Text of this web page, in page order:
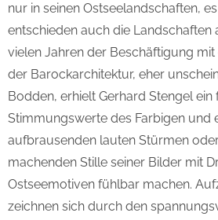
nur in seinen Ostseelandschaften,
entschieden auch die Landschaften
vielen Jahren der Beschäftigung
der Barockarchitektur, eher
Bodden, erhielt Gerhard Stengel ein
Stimmungswerte des Farbigen und
aufbrausenden lauten Stürmen
machenden Stille seiner Bilder mit
Ostseemotiven fühlbar machen.
zeichnen sich durch den